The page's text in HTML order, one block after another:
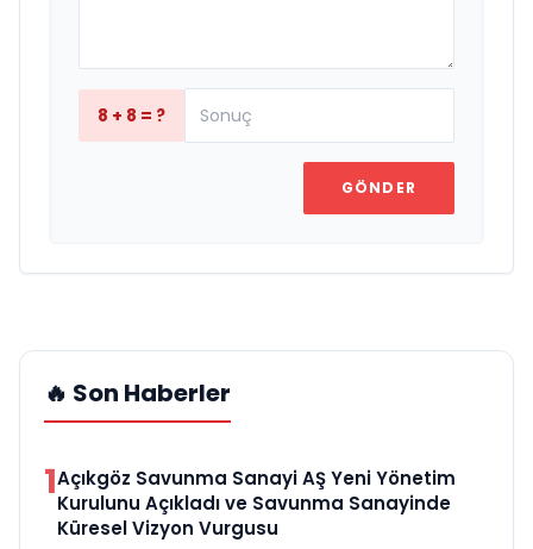
8 + 8 = ?
GÖNDER
🔥 Son Haberler
1Açıkgöz Savunma Sanayi AŞ Yeni Yönetim
Kurulunu Açıkladı ve Savunma Sanayinde
Küresel Vizyon Vurgusu